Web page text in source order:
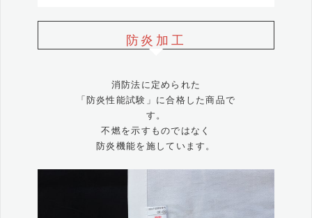
防炎加工
消防法に定められた
「防炎性能試験」に合格した商品で
す。
不燃を示すものではなく
防炎機能を施しています。